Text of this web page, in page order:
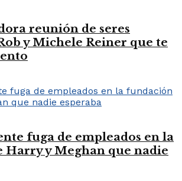
reunión de seres
y Michele Reiner que te
fuga de empleados en la
Harry y Meghan que nadie